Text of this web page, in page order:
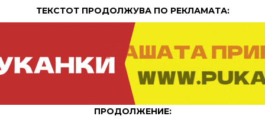
ТЕКСТОТ ПРОДОЛЖУВА ПО РЕКЛАМАТА:
ПРОДОЛЖЕНИЕ: